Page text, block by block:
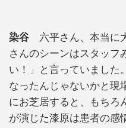
染谷 六平さん、本当に
さんのシーンはスタッフ
い！」と言っていました
なったんじゃないかと現
にお芝居すると、もちろ
が演じた漆原は患者の感